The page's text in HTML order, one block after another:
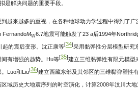
是解决问题的重要手段。
越来越多的重视，在各种地球动力学过程中得到了广
FernandoMW6.7地震可能触发了23 a后1994年
起的震后变形。沈正康等[34] 采用黏弹性分层模型研究
有增强的趋势。Hu等[35] 建立三维黏弹性有限元模型
Luo和Liu[36] 建立西藏东部及其邻区的三维黏弹塑性
域历史大地震序列的时空演化，计算2008年汶川大